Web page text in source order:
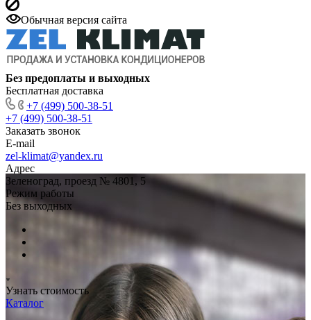
Обычная версия сайта
Без предоплаты и выходных
Бесплатная доставка
+7 (499) 500-38-51
+7 (499) 500-38-51
Заказать звонок
E-mail
zel-klimat@yandex.ru
Адрес
Зеленоград, проезд № 4801, 5
Режим работы
Без выходных
Узнать стоимость
Каталог